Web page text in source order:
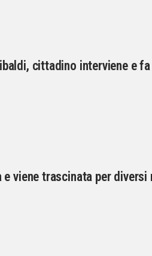
cittadino interviene e
viene trascinata per diversi